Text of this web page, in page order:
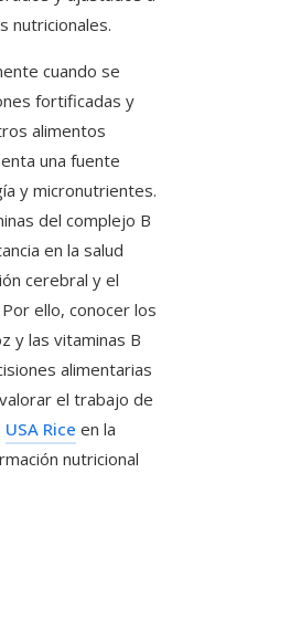
nutricionales.
cuando se
fortificadas y
alimentos
una fuente
y micronutrientes.
del complejo B
en la salud
cerebral y el
ello, conocer los
y las vitaminas B
alimentarias
el trabajo de
USA Rice en la
nutricional